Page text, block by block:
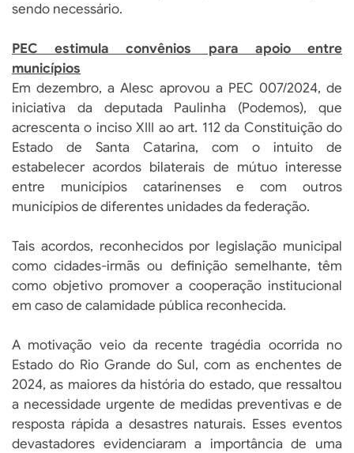
sendo necessário.
PEC estimula convênios para apoio entre
municípios
Em dezembro, a Alesc aprovou a PEC 007/2024, de
iniciativa da deputada Paulinha (Podemos), que
acrescenta o inciso XIII ao art. 112 da Constituição do
Estado de Santa Catarina, com o intuito de
estabelecer acordos bilaterais de mútuo interesse
entre municípios catarinenses e com outros
municípios de diferentes unidades da federação.
Tais acordos, reconhecidos por legislação municipal
como cidades-irmãs ou definição semelhante, têm
como objetivo promover a cooperação institucional
em caso de calamidade pública reconhecida.
A motivação veio da recente tragédia ocorrida no
Estado do Rio Grande do Sul, com as enchentes de
2024, as maiores da história do estado, que ressaltou
a necessidade urgente de medidas preventivas e de
resposta rápida a desastres naturais. Esses eventos
devastadores evidenciaram a importância de uma